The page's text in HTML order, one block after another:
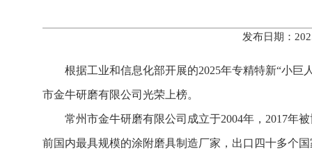
发布日期：
根据工业和信息化部开展的2025年专精特新“小巨
市金牛研磨有限公司光荣上榜。
常州市金牛研磨有限公司成立于2004年，2017年
前国内最具规模的涂附磨具制造厂家，出口四十多个